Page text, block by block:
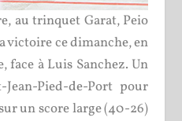
au trinquet Garat, Peio
victoire ce dimanche, en
face à Luis Sanchez. Un
Pied-de-Port pour
un score large (40-26)